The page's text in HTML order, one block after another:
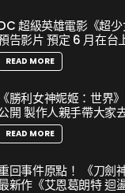
超級英雄電影《超
告影片 預定 6 月在台
READ MORE
《勝利女神妮姬：世界
開 製作人親手帶大家
READ MORE
回事件原點！ 《刀劍
新作《艾恩葛朗特 迴